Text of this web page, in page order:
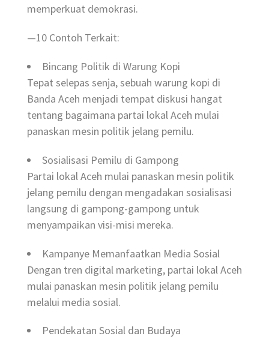
memperkuat demokrasi.
—10 Contoh Terkait:
Bincang Politik di Warung Kopi
Tepat selepas senja, sebuah warung kopi di
Banda Aceh menjadi tempat diskusi hangat
tentang bagaimana partai lokal Aceh mulai
panaskan mesin politik jelang pemilu.
Sosialisasi Pemilu di Gampong
Partai lokal Aceh mulai panaskan mesin politik
jelang pemilu dengan mengadakan sosialisasi
langsung di gampong-gampong untuk
menyampaikan visi-misi mereka.
Kampanye Memanfaatkan Media Sosial
Dengan tren digital marketing, partai lokal Aceh
mulai panaskan mesin politik jelang pemilu
melalui media sosial.
Pendekatan Sosial dan Budaya